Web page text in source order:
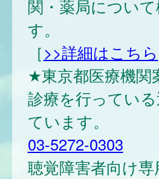
関・薬局につい
す。
［>>詳細はこちら
★東京都医療機関
診療を行ってい
ています。
03-5272-0303
聴覚障害者向け